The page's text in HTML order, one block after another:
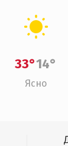
33°14°
Ясно